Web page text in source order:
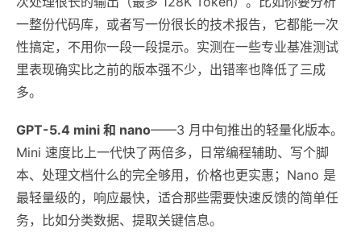
一整份代码库，或者写一份很长的技术报告，它都能一次
性搞定，不用你一段一段提示。实测在一些专业基准测试
里表现确实比之前的版本强不少，出错率也降低了三成
多。
GPT-5.4 mini 和 nano——3 月中旬推出的轻量化版本。
Mini 速度比上一代快了两倍多，日常编程辅助、写个脚
本、处理文档什么的完全够用，价格也更实惠；Nano 是
最轻量级的，响应最快，适合那些需要快速反馈的简单任
务，比如分类数据、提取关键信息。